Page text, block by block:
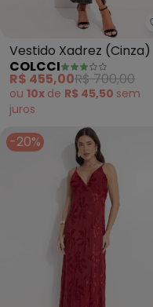
Vestido Xadrez (Cinza)
COLCCI
R$ 455,00R$ 700,00
ou 10x de R$ 45,50 sem
juros
-20%